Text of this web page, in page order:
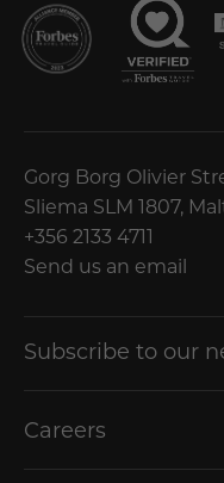
Gorg Borg Olivier
Sliema SLM 1807,
+356 2133 4711
Send us an email
Subscribe to our
Careers